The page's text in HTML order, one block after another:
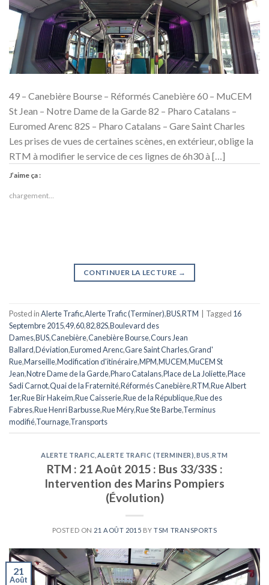
49 – Canebière Bourse – Réformés Canebière 60 – MuCEM
St Jean – Notre Dame de la Garde 82 – Pharo Catalans –
Euromed Arenc 82S – Pharo Catalans – Gare Saint Charles
Les prises de vues de certaines scènes, en extérieur, oblige la
RTM à modifier le service de ces lignes de 6h30 à […]
J’aime ça :
chargement…
CONTINUER LA LECTURE →
Posted inAlerte Trafic,Alerte Trafic (Terminer),BUS,RTM Tagged 16
Septembre 2015,49,60,82,82S,Boulevard des
Dames,BUS,Canebière,Canebière Bourse,Cours Jean
Ballard,Déviation,Euromed Arenc,Gare Saint Charles,Grand'
Rue,Marseille,Modification d'itinéraire,MPM,MUCEM,MuCEM St
Jean,Notre Dame de la Garde,Pharo Catalans,Place de La Joliette,Place
Sadi Carnot,Quai de la Fraternité,Réformés Canebière,RTM,Rue Albert
1er,Rue Bir Hakeim,Rue Caisserie,Rue de la République,Rue des
Fabres,Rue Henri Barbusse,Rue Méry,Rue Ste Barbe,Terminus
modifié,Tournage,Transports
ALERTE TRAFIC ALERTE TRAFIC (TERMINER) BUS ,RTM
RTM : 21 Août 2015 : Bus 33/33S :
Intervention des Marins Pompiers
(Évolution)
POSTED ON 21 AOÛT 2015 BYTSM TRANSPORTS
21
Août